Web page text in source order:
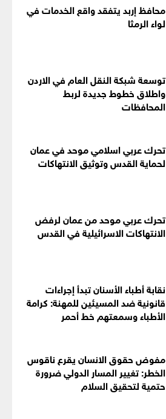
محافظ إربد يتفقد واقع الخدمات في
لواء الرمثا
توسعة شبكة النقل العام في الاردن
واطلاق خطوط جديدة لربط
المحافظات
تحرك عربي اسلامي موحد في عمان
لحماية القدس وتوثيق الانتهاكات
تحرك عربي موحد من عمان لرفض
الانتهاكات الاسرائيلية في القدس
نقابة أطباء الأسنان تبدأ إجراءات
قانونية ضد المسيئين للمهنة: كرامة
الأطباء وسمعتهم خط أحمر
مفوض حقوق الانسان يقرع ناقوس
الخطر: تغيير المسار الدولي ضرورة
حتمية لتحقيق السلام